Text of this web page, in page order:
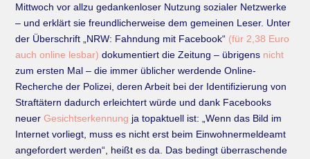
Mittwoch vor allzu gedankenloser Nutzung sozialer Netzwerke
– und erklärt sie freundlicherweise dem gemeinen Leser. Unter
der Überschrift „NRW: Fahndung mit Facebook“ (für 2,38 Euro
auch online lesbar) dokumentiert die Zeitung – übrigens nicht
zum ersten Mal – die immer üblicher werdende Online-
Recherche der Polizei, deren Arbeit bei der Identifizierung von
Straftätern dadurch erleichtert würde und dank Facebooks
neuerGesichtserkennung ja topaktuell ist: „Wenn das Bild im
Internet vorliegt, muss es nicht erst beim Einwohnermeldeamt
angefordert werden“, heißt es da. Das bedingt überraschende